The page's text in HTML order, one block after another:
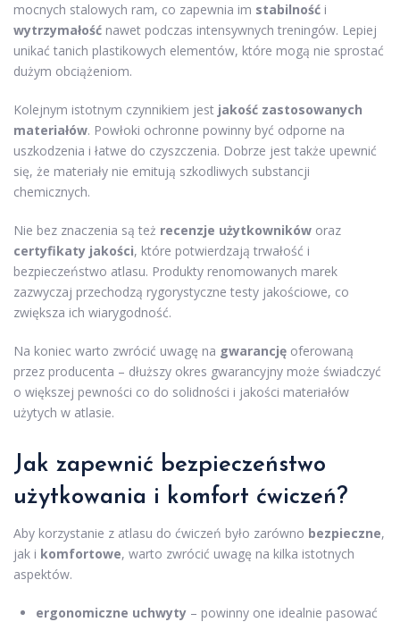
mocnych stalowych ram, co zapewnia im stabilność i
wytrzymałość nawet podczas intensywnych treningów. Lepiej
unikać tanich plastikowych elementów, które mogą nie sprostać
dużym obciążeniom.
Kolejnym istotnym czynnikiem jest jakość zastosowanych
materiałów. Powłoki ochronne powinny być odporne na
uszkodzenia i łatwe do czyszczenia. Dobrze jest także upewnić
się, że materiały nie emitują szkodliwych substancji
chemicznych.
Nie bez znaczenia są też recenzje użytkowników oraz
certyfikaty jakości, które potwierdzają trwałość i
bezpieczeństwo atlasu. Produkty renomowanych marek
zazwyczaj przechodzą rygorystyczne testy jakościowe, co
zwiększa ich wiarygodność.
Na koniec warto zwrócić uwagę na gwarancję oferowaną
przez producenta – dłuższy okres gwarancyjny może świadczyć
o większej pewności co do solidności i jakości materiałów
użytych w atlasie.
Jak zapewnić bezpieczeństwo
użytkowania i komfort ćwiczeń?
Aby korzystanie z atlasu do ćwiczeń było zarówno bezpieczne,
jak i komfortowe, warto zwrócić uwagę na kilka istotnych
aspektów.
ergonomiczne uchwyty – powinny one idealnie pasować